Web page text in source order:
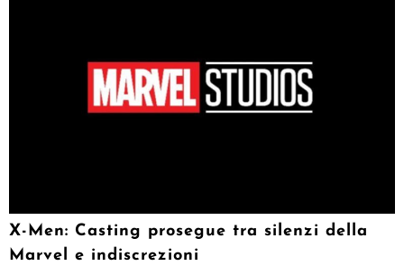
X-Men: Casting prosegue tra silenzi della
Marvel e indiscrezioni